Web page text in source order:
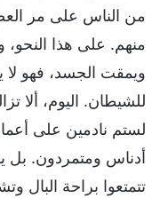
من الناس على مر
منهم. على هذا
ويمقت الجسد، فهو لا
للشيطان. اليوم، ألا
لستم نادمين على
أدناس ومتمردون. بل
تتمتعوا براحة البال